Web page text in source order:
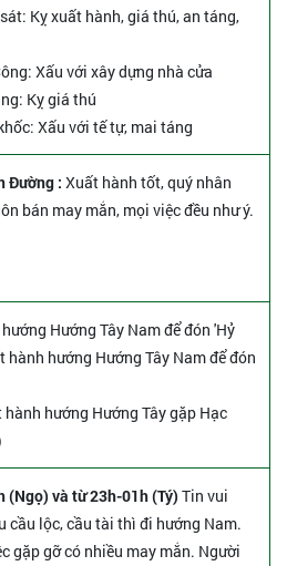
Kỵ xuất hành, giá thú, an táng,
Xấu với xây dựng nhà cửa
Kỵ giá thú
Xấu với tế tự, mai táng
Đường : Xuất hành tốt, quý nhân
bán may mắn, mọi việc đều như ý.
Hướng Tây Nam để đón 'Hỷ
hành hướng Hướng Tây Nam để đón
hướng Hướng Tây gặp Hạc
(Ngọ) và từ 23h-01h (Tý) Tin vui
cầu lộc, cầu tài thì đi hướng Nam.
gặp gỡ có nhiều may mắn. Người